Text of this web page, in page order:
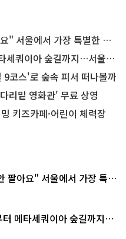
서 가장 특별한 편의점의 정체
숲길까지…서울둘레길 15코스
코스'로 숲속 피서 떠나볼까
리밑 영화관' 무료 상영
키즈카페·어린이 체력장
팔아요" 서울에서 가장 특별
메타세쿼이아 숲길까지…